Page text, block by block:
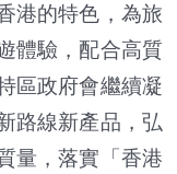
港的特色，為旅
體驗，配合高質
區政府會繼續凝
路線新產品，弘
量，落實「香港